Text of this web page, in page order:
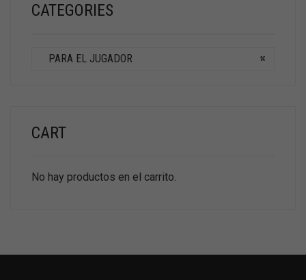
CATEGORIES
×
PARA EL JUGADOR
CART
No hay productos en el carrito.